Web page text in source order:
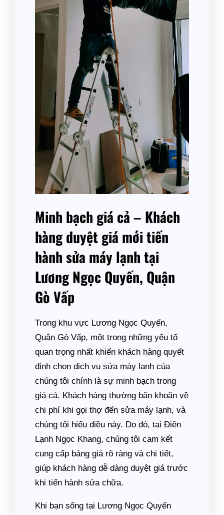
Minh bạch giá cả – Khách
hàng duyệt giá mới tiến
hành sửa máy lạnh tại
Lương Ngọc Quyến, Quận
Gò Vấp
Trong khu vực Lương Ngọc Quyến,
Quận Gò Vấp, một trong những yếu tố
quan trọng nhất khiến khách hàng quyết
định chọn dịch vụ sửa máy lạnh của
chúng tôi chính là sự minh bạch trong
giá cả. Khách hàng thường băn khoăn về
chi phí khi gọi thợ đến sửa máy lạnh, và
chúng tôi hiểu điều này. Do đó, tại Điện
Lạnh Ngọc Khang, chúng tôi cam kết
cung cấp bảng giá rõ ràng và chi tiết,
giúp khách hàng dễ dàng duyệt giá trước
khi tiến hành sửa chữa.
Khi bạn sống tại Lương Ngọc Quyến